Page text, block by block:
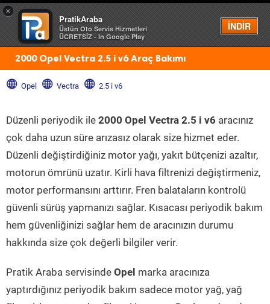
×
PratikAraba
Üstün Oto Servis Hizmetleri
ÜCRETSİZ - In Google Play
İNDİR
Menü
2000 Opel Vectra 2.5 i v6 Araç Bakımı
Opel Vectra 2.5 i v6
Düzenli periyodik ile 2000 Opel Vectra 2.5 i v6 aracınız
çok daha uzun süre arızasız olarak size hizmet eder.
Düzenli değiştirdiğiniz motor yağı, yakıt bütçenizi azaltır,
motorun ömrünü uzatır. Kirli hava filtrenizi değiştirmeniz,
motor performansını arttırır. Fren balataların kontrolü
güvenli sürüş yapmanızı sağlar. Kısacası periyodik bakım
hem güvenliğinizi sağlar hem de aracınızın durumu
hakkında size çok değerli bilgiler verir.
Pratik Araba servisinde Opel marka aracınıza
yaptırdığınız periyodik bakım sadece motor yağ, yağ